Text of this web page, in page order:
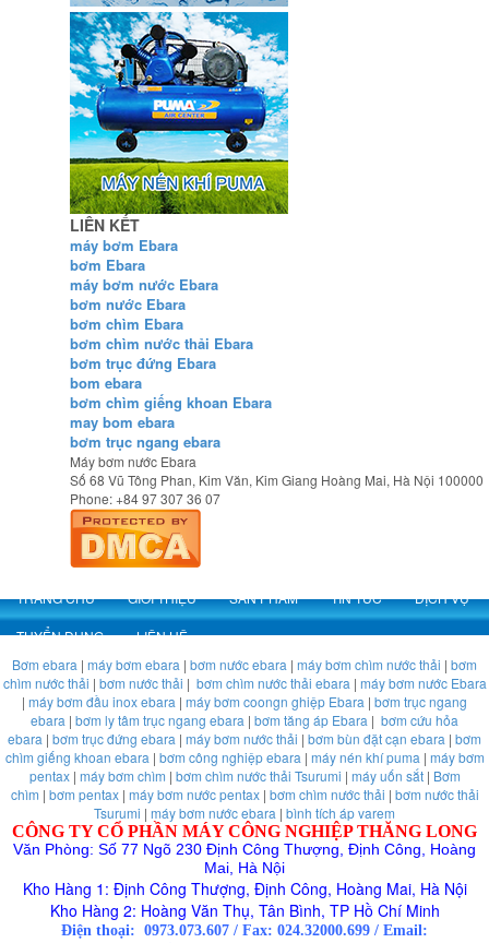
LIÊN KẾT
máy bơm Ebara
bơm Ebara
máy bơm nước Ebara
bơm nước Ebara
bơm chìm Ebara
bơm chìm nước thải Ebara
bơm trục đứng Ebara
bom ebara
bơm chìm giếng khoan Ebara
may bom ebara
bơm trục ngang ebara
Máy bơm nước Ebara
Số 68 Vũ Tông Phan, Kim Văn, Kim Giang Hoàng Mai, Hà Nội 100000
Phone:+84 97 307 36 07
TRANG CHỦ GIỚI THIỆU SẢN PHẨM TIN TỨC DỊCH VỤ
TUYỂN DỤNG
LIÊN HỆ
Bơm ebara | máy bơm ebara | bơm nước ebara | máy bơm chìm nước thải | bơm
chìm nước thải | bơm nước thải | bơm chìm nước thải ebara | máy bơm nước Ebara
| máy bơm đầu inox ebara | máy bơm coongn ghiệp Ebara | bơm trục ngang
ebara | bơm ly tâm trục ngang ebara | bơm tăng áp Ebara | bơm cứu hỏa
ebara | bơm trục đứng ebara | máy bơm nước thải | bơm bùn đặt cạn ebara | bơm
chìm giếng khoan ebara | bơm công nghiệp ebara | máy nén khí puma | máy bơm
pentax| máy bơm chìm | bơm chìm nước thải Tsurumi | máy uốn sắt| Bơm
chìm | bơm pentax| máy bơm nước pentax| bơm chìm nước thải | bơm nước thải
Tsurumi | máy bơm nước ebara | bình tích áp varem
CÔNG TY CỔ PHẦN MÁY CÔNG NGHIỆP THĂNG LONG
Văn Phòng: Số 77 Ngõ 230 Định Công Thượng, Định Công, Hoàng
Mai, Hà Nội
Kho Hàng 1: Định Công Thượng, Định Công, Hoàng Mai, Hà Nội
Kho Hàng 2: Hoàng Văn Thụ, Tân Bình, TP Hồ Chí Minh
Điện thoại: 0973.073.607 / Fax: 024.32000.699 / Email: